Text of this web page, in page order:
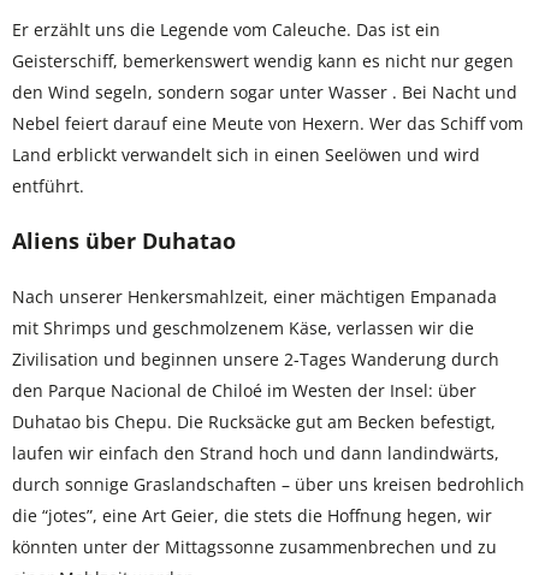
Er erzählt uns die Legende vom Caleuche. Das ist ein
Geisterschiff, bemerkenswert wendig kann es nicht nur gegen
den Wind segeln, sondern sogar unter Wasser . Bei Nacht und
Nebel feiert darauf eine Meute von Hexern. Wer das Schiff vom
Land erblickt verwandelt sich in einen Seelöwen und wird
entführt.
Aliens über Duhatao
Nach unserer Henkersmahlzeit, einer mächtigen Empanada
mit Shrimps und geschmolzenem Käse, verlassen wir die
Zivilisation und beginnen unsere 2-Tages Wanderung durch
den Parque Nacional de Chiloé im Westen der Insel: über
Duhatao bis Chepu. Die Rucksäcke gut am Becken befestigt,
laufen wir einfach den Strand hoch und dann landindwärts,
durch sonnige Graslandschaften – über uns kreisen bedrohlich
die “jotes”, eine Art Geier, die stets die Hoffnung hegen, wir
könnten unter der Mittagssonne zusammenbrechen und zu